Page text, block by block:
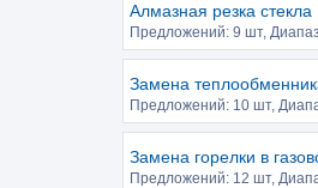
Алмазная резка стекла
Предложений: 9 шт,
Замена
Предложений: 10 шт,
Замена горелки в
Предложений: 12 шт,